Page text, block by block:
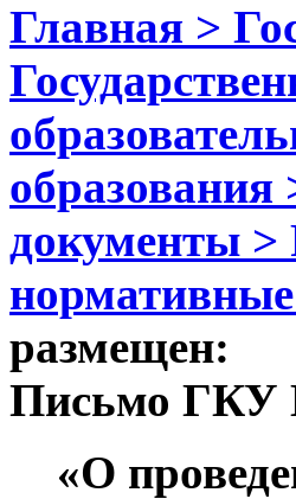
Главная >
документы >
размещен:
Письмо ГКУ
«О